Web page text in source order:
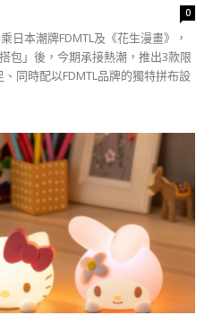
0
日本潮牌FDMTL及《花生漫畫》，
包」後，今期承接熱潮，推出3款限
同時配以FDMTL品牌的獨特拼布設